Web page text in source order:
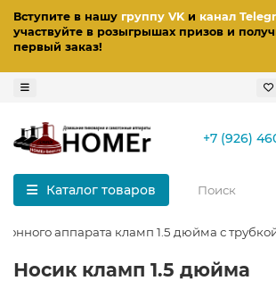
Вступите в нашу группу VKи канал
участвуйте в розыгрышах призов и
первый заказ!
+7 (926)
Каталог товаров
аппарата кламп 1.5 дюйма с
Носик кламп 1.5 дюйма